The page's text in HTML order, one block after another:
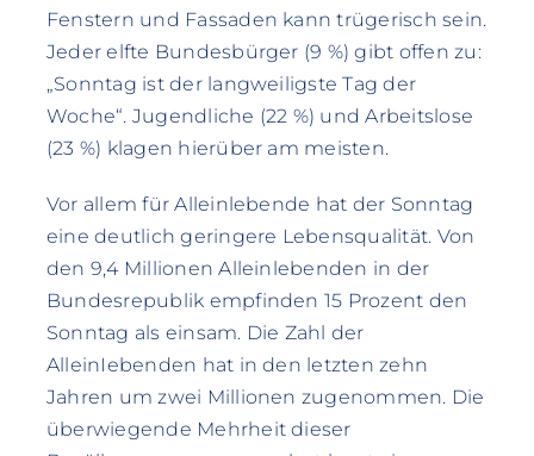
Fenstern und Fassaden kann trügerisch sein.
Jeder elfte Bundesbürger (9 %) gibt offen zu:
„Sonntag ist der langweiligste Tag der
Woche“. Jugendliche (22 %) und Arbeitslose
(23 %) klagen hierüber am meisten.
Vor allem für Alleinlebende hat der Sonntag
eine deutlich geringere Lebensqualität. Von
den 9,4 Millionen Alleinlebenden in der
Bundesrepublik empfinden 15 Prozent den
Sonntag als einsam. Die Zahl der
AlleinIebenden hat in den letzten zehn
Jahren um zwei Millionen zugenommen. Die
überwiegende Mehrheit dieser